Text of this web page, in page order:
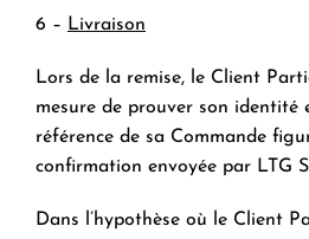
6 – Livraison
Lors de la remise, le Client
mesure de prouver son identité
référence de sa Commande
confirmation envoyée par LTG
Dans l’hypothèse où le Client